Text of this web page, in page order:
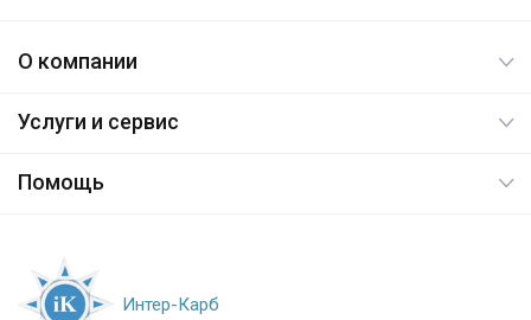
О компании
Услуги и сервис
Помощь
Интер-Карб